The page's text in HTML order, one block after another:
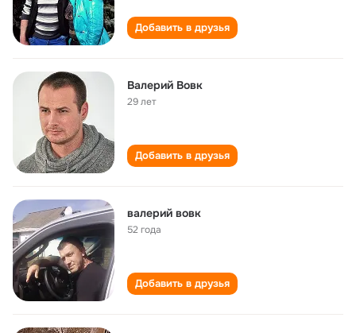
Добавить в друзья
Валерий Вовк
29 лет
Добавить в друзья
валерий вовк
52 года
Добавить в друзья